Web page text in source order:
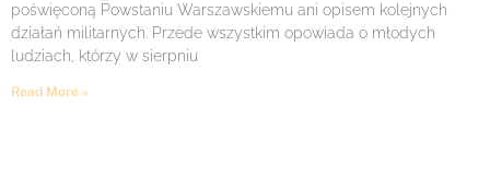
poświęconą Powstaniu Warszawskiemu ani opisem kolejnych
działań militarnych. Przede wszystkim opowiada o młodych
ludziach, którzy w sierpniu
Read More »